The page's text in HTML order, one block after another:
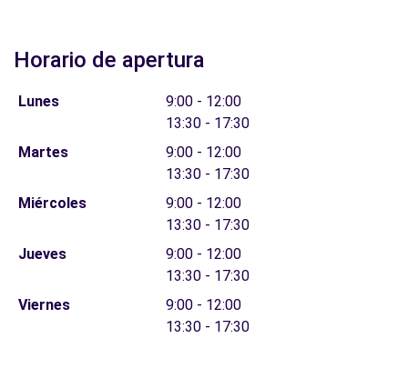
Horario de apertura
Lunes
9:00 - 12:00
13:30 - 17:30
Martes
9:00 - 12:00
13:30 - 17:30
Miércoles
9:00 - 12:00
13:30 - 17:30
Jueves
9:00 - 12:00
13:30 - 17:30
Viernes
9:00 - 12:00
13:30 - 17:30